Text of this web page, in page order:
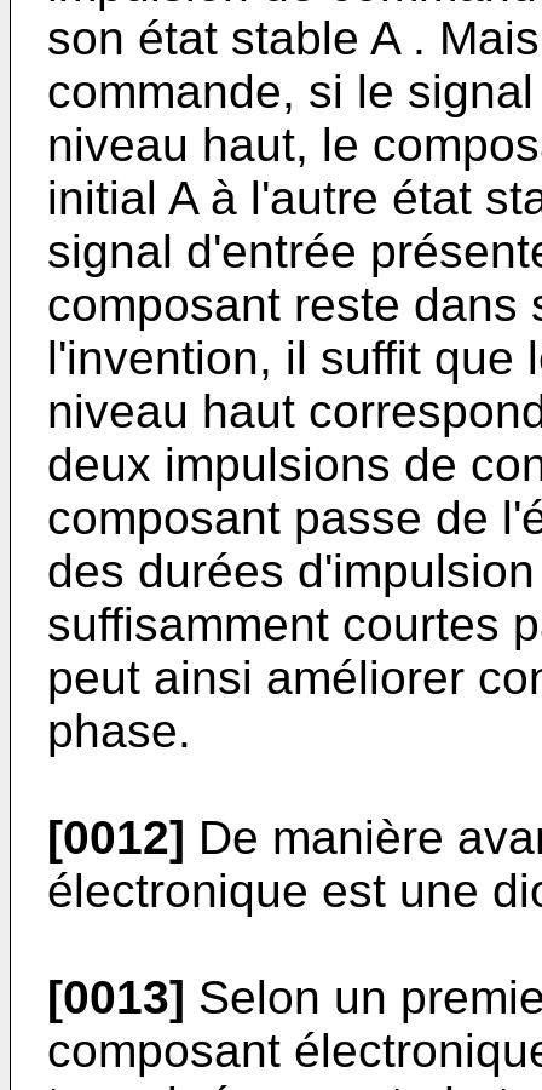
son état stable A .
commande, si le
niveau haut, le
initial A à l'autre état
signal d'entrée
composant reste dans
l'invention, il suffit que
niveau haut
deux impulsions de
composant passe de
des durées
suffisamment courtes
peut ainsi améliorer
phase.
[0012] De manière
électronique est une
[0013] Selon un
composant